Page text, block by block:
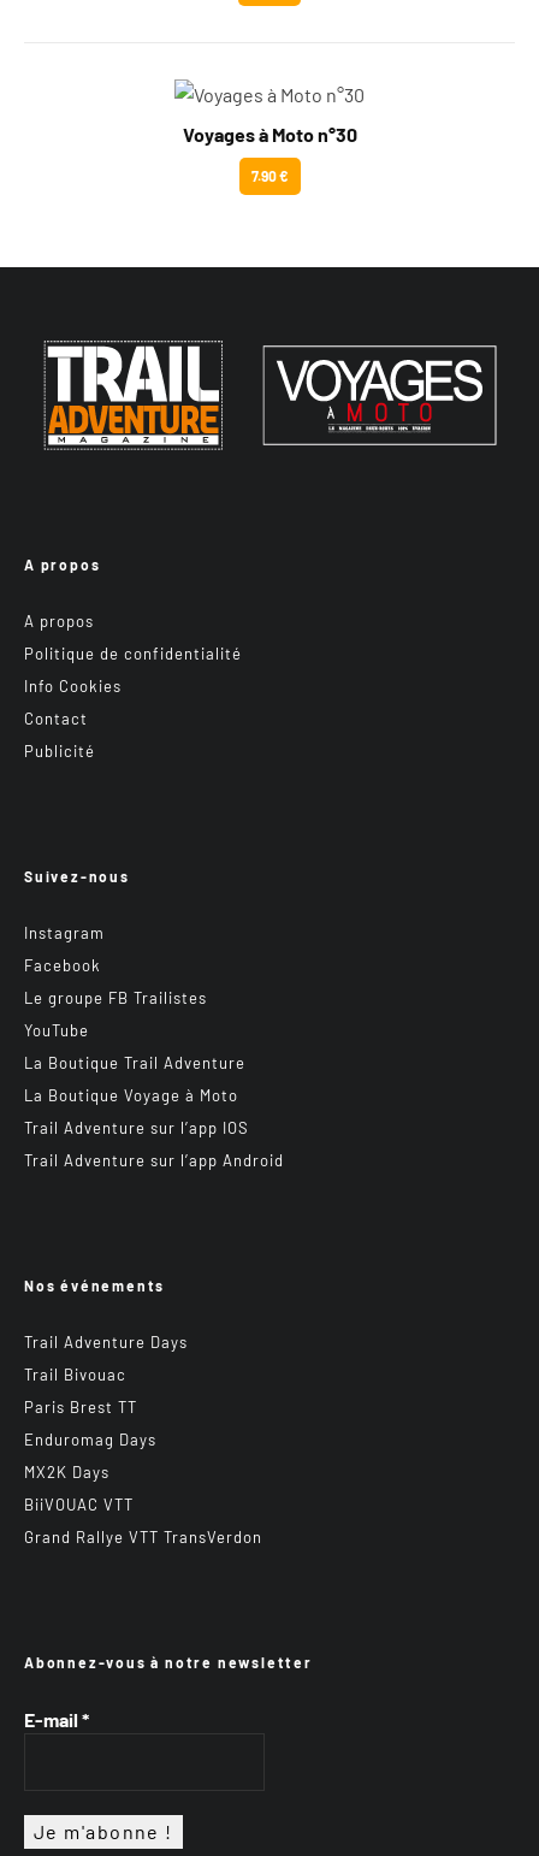
Voyages à Moto n°30
7.90 €
A propos
A propos
Politique de confidentialité
Info Cookies
Contact
Publicité
Suivez-nous
Instagram
Facebook
Le groupe FB Trailistes
YouTube
La Boutique Trail Adventure
La Boutique Voyage à Moto
Trail Adventure sur l’app IOS
Trail Adventure sur l’app Android
Nos événements
Trail Adventure Days
Trail Bivouac
Paris Brest TT
Enduromag Days
MX2K Days
BiiVOUAC VTT
Grand Rallye VTT TransVerdon
Abonnez-vous à notre newsletter
E-mail *